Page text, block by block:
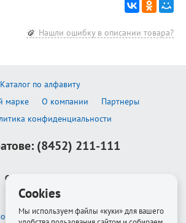
Нашли ошибку в описании товара?
Каталог по алфавиту
марке
О компании
Партнеры
конфиденциальности
(8452) 211-111
Сб–Вс
Cookies
Мы используем файлы «куки» для вашего